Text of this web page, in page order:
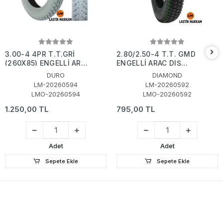
3.00-4 4PR T.T.GRİ
(260X85) ENGELLİ ARAÇ
DURO
LM-20260594
LMO-20260594
1.250,00 TL
Adet
Sepete Ekle
2.80/2.50-4 T.T. GMD
ENGELLİ ARAÇ DIŞ
DIAMOND
LM-20260592
LMO-20260592
795,00 TL
Adet
Sepete Ekle